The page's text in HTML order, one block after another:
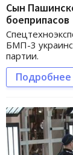
Сын
боеприпасов
БМП-3
партии.
Подробнее